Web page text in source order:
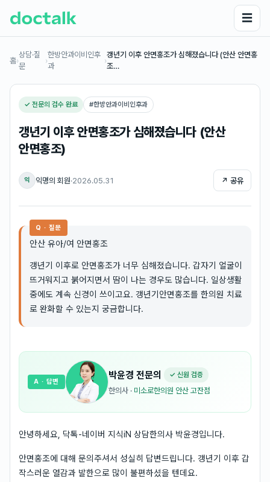
☰
홈›
상담·질
문
›
한방안과이비인후
과
›
갱년기 이후 안면홍조가 심해졌습니다 (안산 안면홍
조…
✓ 전문의 검수 완료 #한방안과이비인후과
갱년기 이후 안면홍조가 심해졌습니다 (안산
안면홍조)
익 익명의 회원·2026.05.31 ↗ 공유
Q · 질문
안산 유아/여 안면홍조
갱년기 이후로 안면홍조가 너무 심해졌습니다. 갑자기 얼굴이
뜨거워지고 붉어지면서 땀이 나는 경우도 많습니다. 일상생활
중에도 계속 신경이 쓰이고요. 갱년기안면홍조를 한의원 치료
로 완화할 수 있는지 궁금합니다.
박윤경 전문의 ✓ 신원 검증
한의사 · 미소로한의원 안산 고잔점
A · 답변
안녕하세요, 닥톡-네이버 지식iN 상담한의사 박윤경입니다.
안면홍조에 대해 문의주셔서 성실히 답변드립니다. 갱년기 이후 갑
작스러운 열감과 발한으로 많이 불편하셨을 텐데요.